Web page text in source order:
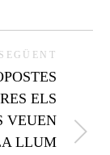
SEGÜENT
ELS
VEUEN
LLUM